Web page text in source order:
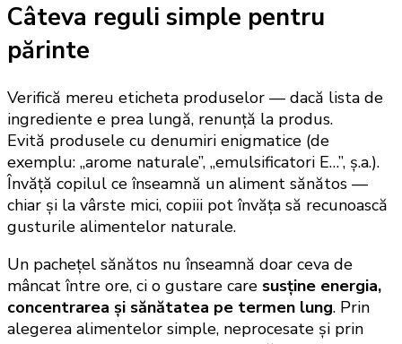
Câteva reguli simple pentru
părinte
Verifică mereu eticheta produselor — dacă lista de
ingrediente e prea lungă, renunță la produs.
Evită produsele cu denumiri enigmatice (de
exemplu: „arome naturale”, „emulsificatori E…”, ș.a.).
Învăță copilul ce înseamnă un aliment sănătos —
chiar și la vârste mici, copiii pot învăța să recunoască
gusturile alimentelor naturale.
Un pachețel sănătos nu înseamnă doar ceva de
mâncat între ore, ci o gustare care susține energia,
concentrarea și sănătatea pe termen lung. Prin
alegerea alimentelor simple, neprocesate și prin